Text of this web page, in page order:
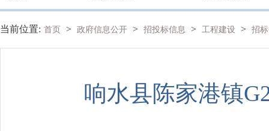
当前位置: 首页 > 政府信息公开 > 招投标信息 > 工程建设 > 招
响水县陈家港镇